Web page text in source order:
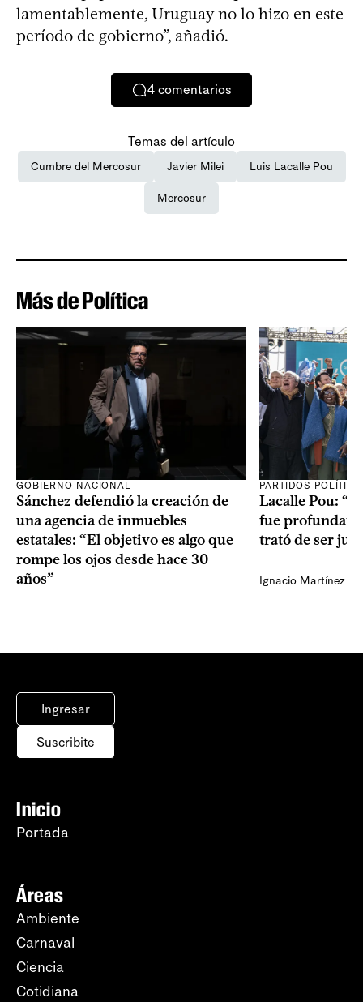
lamentablemente, Uruguay no lo hizo en este
período de gobierno”, añadió.
4 comentarios
Temas del artículo
Cumbre del Mercosur Javier Milei Luis Lacalle Pou
Mercosur
Más de Política
GOBIERNO NACIONAL
Sánchez defendió la creación de
una agencia de inmuebles
estatales: “El objetivo es algo que
rompe los ojos desde hace 30
años”
PARTIDOS
Lacalle Pou:
fue
trató de ser
Ignacio Martínez
Ingresar
Suscribite
Inicio
Portada
Áreas
Ambiente
Carnaval
Ciencia
Cotidiana